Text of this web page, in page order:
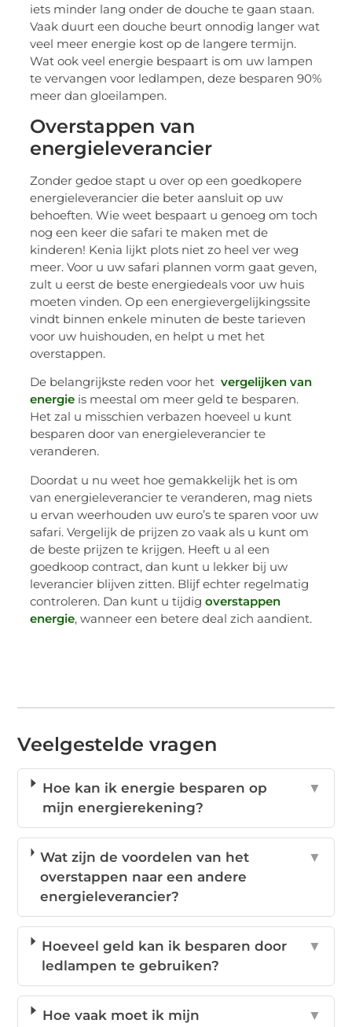
iets minder lang onder de douche te gaan staan.
Vaak duurt een douche beurt onnodig langer wat
veel meer energie kost op de langere termijn.
Wat ook veel energie bespaart is om uw lampen
te vervangen voor ledlampen, deze besparen 90%
meer dan gloeilampen.
Overstappen van
energieleverancier
Zonder gedoe stapt u over op een goedkopere
energieleverancier die beter aansluit op uw
behoeften. Wie weet bespaart u genoeg om toch
nog een keer die safari te maken met de
kinderen! Kenia lijkt plots niet zo heel ver weg
meer. Voor u uw safari plannen vorm gaat geven,
zult u eerst de beste energiedeals voor uw huis
moeten vinden. Op een energievergelijkingssite
vindt binnen enkele minuten de beste tarieven
voor uw huishouden, en helpt u met het
overstappen.
De belangrijkste reden voor hetvergelijken van
energie is meestal om meer geld te besparen.
Het zal u misschien verbazen hoeveel u kunt
besparen door van energieleverancier te
veranderen.
Doordat u nu weet hoe gemakkelijk het is om
van energieleverancier te veranderen, mag niets
u ervan weerhouden uw euro’s te sparen voor uw
safari. Vergelijk de prijzen zo vaak als u kunt om
de beste prijzen te krijgen. Heeft u al een
goedkoop contract, dan kunt u lekker bij uw
leverancier blijven zitten. Blijf echter regelmatig
controleren. Dan kunt u tijdig overstappen
energie, wanneer een betere deal zich aandient.
Veelgestelde vragen
Hoe kan ik energie besparen op
mijn energierekening?
▼
Wat zijn de voordelen van het
overstappen naar een andere
energieleverancier?
▼
Hoeveel geld kan ik besparen door
ledlampen te gebruiken?
▼
Hoe vaak moet ik mijn ▼